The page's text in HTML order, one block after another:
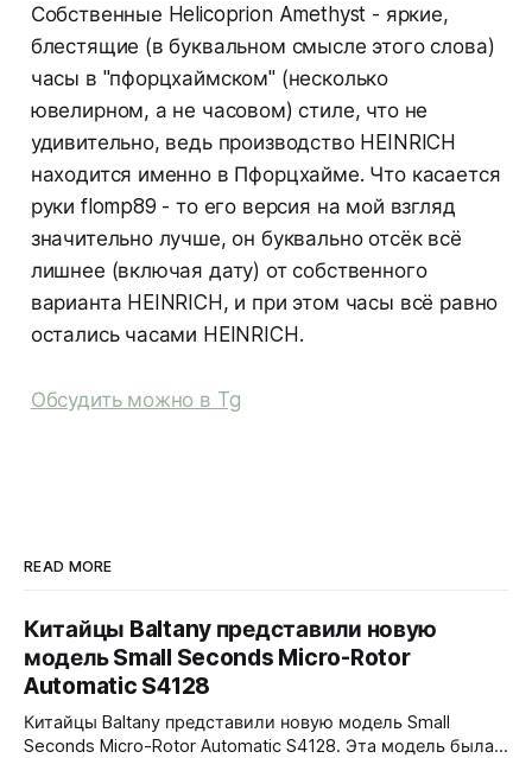
Собственные Helicoprion Amethyst - яркие,
блестящие (в буквальном смысле этого слова)
часы в "пфорцхаймском" (несколько
ювелирном, а не часовом) стиле, что не
удивительно, ведь производство HEINRICH
находится именно в Пфорцхайме. Что касается
руки flomp89 - то его версия на мой взгляд
значительно лучше, он буквально отсёк всё
лишнее (включая дату) от собственного
варианта HEINRICH, и при этом часы всё равно
остались часами HEINRICH.
Обсудить можно в Tg
READ MORE
Китайцы Baltany представили новую
модель Small Seconds Micro-Rotor
Automatic S4128
Китайцы Baltany представили новую модель Small
Seconds Micro-Rotor Automatic S4128. Эта модель была